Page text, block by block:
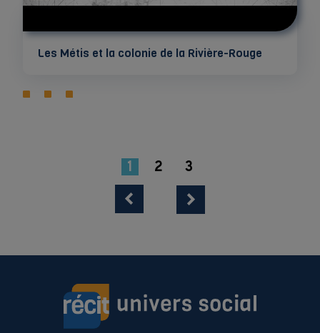
Les Métis et la colonie de la Rivière-Rouge
1 2 3